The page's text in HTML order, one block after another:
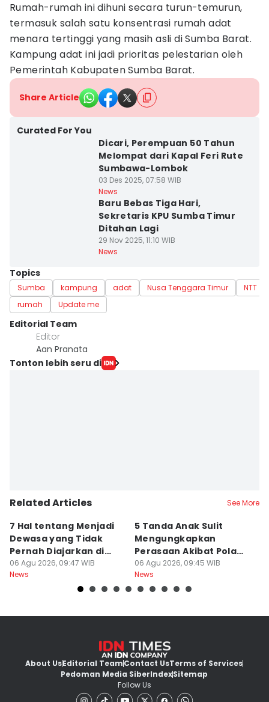
Rumah-rumah ini dihuni secara turun-temurun,
termasuk salah satu konsentrasi rumah adat
menara tertinggi yang masih asli di Sumba Barat.
Kampung adat ini jadi prioritas pelestarian oleh
Pemerintah Kabupaten Sumba Barat.
Share Article
Curated For You
Dicari, Perempuan 50 Tahun
Melompat dari Kapal Feri Rute
Sumbawa-Lombok
03 Des 2025, 07:58 WIB
News
Baru Bebas Tiga Hari,
Sekretaris KPU Sumba Timur
Ditahan Lagi
29 Nov 2025, 11:10 WIB
News
Topics
Sumba kampung adat Nusa Tenggara Timur
NTT
rumah
Update me
Editorial Team
Editor
Aan Pranata
Tonton lebih seru di
Related Articles See More
7 Hal tentang Menjadi
Dewasa yang Tidak
Pernah Diajarkan di
Sekolah
06 Agu 2026, 09:47 WIB
News
5 Tanda Anak Sulit
Mengungkapkan
Perasaan Akibat Pola
Asuh Orangtua
06 Agu 2026, 09:45 WIB
News
About UsEditorial TeamContact UsTerms of Services
Pedoman Media SiberIndexSitemap
Follow Us